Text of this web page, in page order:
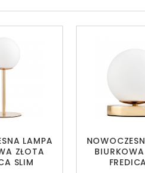
LAMPA
ZŁOTA
SLIM